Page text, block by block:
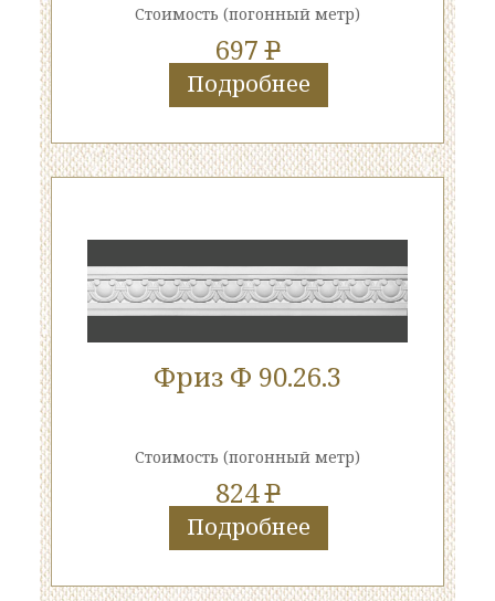
Стоимость (погонный метр)
697P
Подробнее
Фриз Ф 90.26.3
Стоимость (погонный метр)
824P
Подробнее